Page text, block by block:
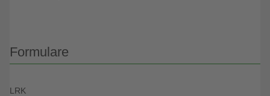
Formulare
LRK